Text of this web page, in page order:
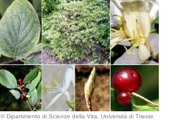
© Dipartimento di Scienze della Vita, Università di Trieste